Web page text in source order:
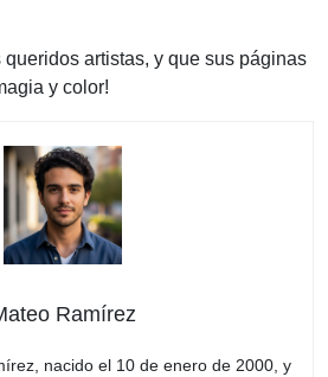
queridos artistas, y que sus páginas
y color!
Ramírez
nacido el 10 de enero de 2000, y